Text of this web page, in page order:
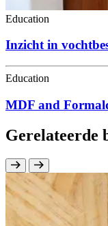
Education
Inzicht in
Education
MDF and
Gerelateerde